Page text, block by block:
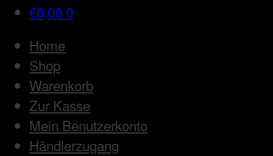
€0,00 0
Home
Shop
Warenkorb
Zur Kasse
Mein Benutzerkonto
Händlerzugang